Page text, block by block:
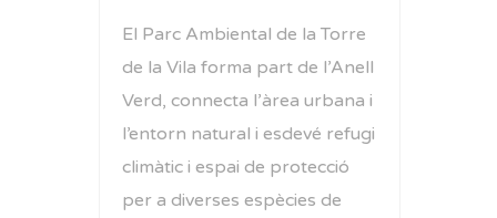
El Parc Ambiental de la Torre
de la Vila forma part de l’Anell
Verd, connecta l’àrea urbana i
l’entorn natural i esdevé refugi
climàtic i espai de protecció
per a diverses espècies de